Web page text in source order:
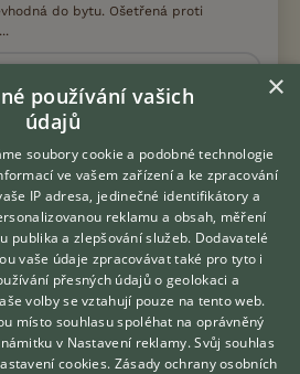
do bytu. Ošetřená proti
České Budějovice
animalre...
STANICE
křížence bandoga
Hledáte zvířecího kamaráda?
Zdarma vám poradí
VETERINÁŘ ONLINE
KONZULTOVAT S
VETERINÁŘEM
×
používání vašich
údajů
soubory cookie a podobné technologie
ve vašem zařízení a ke zpracování
IP adresa, jedinečné identifikátory a
reklamu a obsah, měření
publika a zlepšování služeb. Dodavatelé
vaše údaje zpracovávat také pro tyto i
přesných údajů o geolokaci a
volby se vztahují pouze na tento web.
místo souhlasu spoléhat na oprávněný
v Nastavení reklamy. Svůj souhlas
cookies. Zásady ochrany osobních